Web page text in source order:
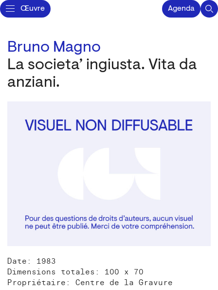
Œuvre Agenda
Bruno Magno
La societa’ ingiusta. Vita da
anziani.
Date: 1983
Dimensions totales: 100 x 70
Propriétaire: Centre de la Gravure